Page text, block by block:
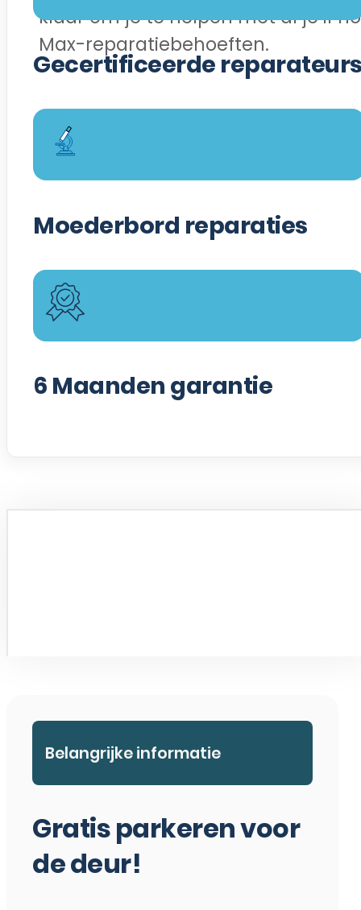
klaar om je te helpen met al je
Max-reparatiebehoeften.
Gecertificeerde
Moederbord reparaties
6 Maanden garantie
Belangrijke informatie
Gratis parkeren voor
de deur!